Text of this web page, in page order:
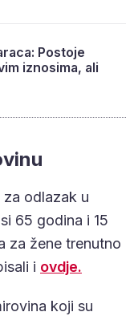
Postoje
iznosima, ali
odlazak u
65 godina i 15
za žene trenutno
i ovdje.
koji su